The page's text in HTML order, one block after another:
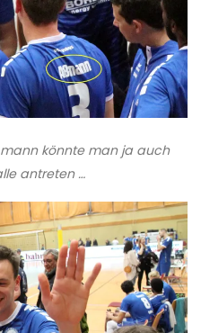
könnte man ja auch
antreten …